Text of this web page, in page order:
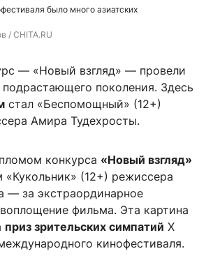
было много азиатских
/ CHITA.RU
— «Новый взгляд» — провели
поколения. Здесь
стал «Беспомощный» (12+)
Амира Тудехросты.
конкурса «Новый взгляд»
«Кукольник» (12+) режиссера
— за экстраординарное
фильма. Эта картина
приз зрительских симпатий X
кинофестиваля.